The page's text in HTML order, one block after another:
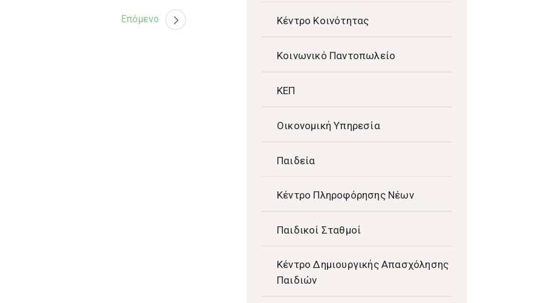
Επόμενο Κέντρο Κοινότητας
Κοινωνικό Παντοπωλείο
ΚΕΠ
Οικονομική Υπηρεσία
Παιδεία
Κέντρο Πληροφόρησης Νέων
Παιδικοί Σταθμοί
Κέντρο Δημιουργικής Απασχόλησης
Παιδιών